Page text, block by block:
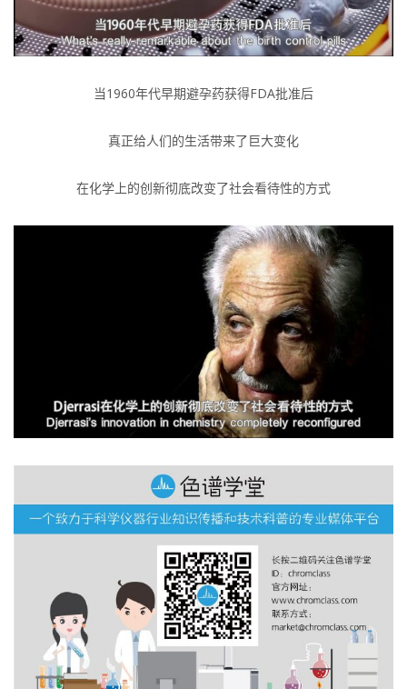
当1960年代早期避孕药获得FDA批准后
真正给人们的生活带来了巨大变化
在化学上的创新彻底改变了社会看待性的方式